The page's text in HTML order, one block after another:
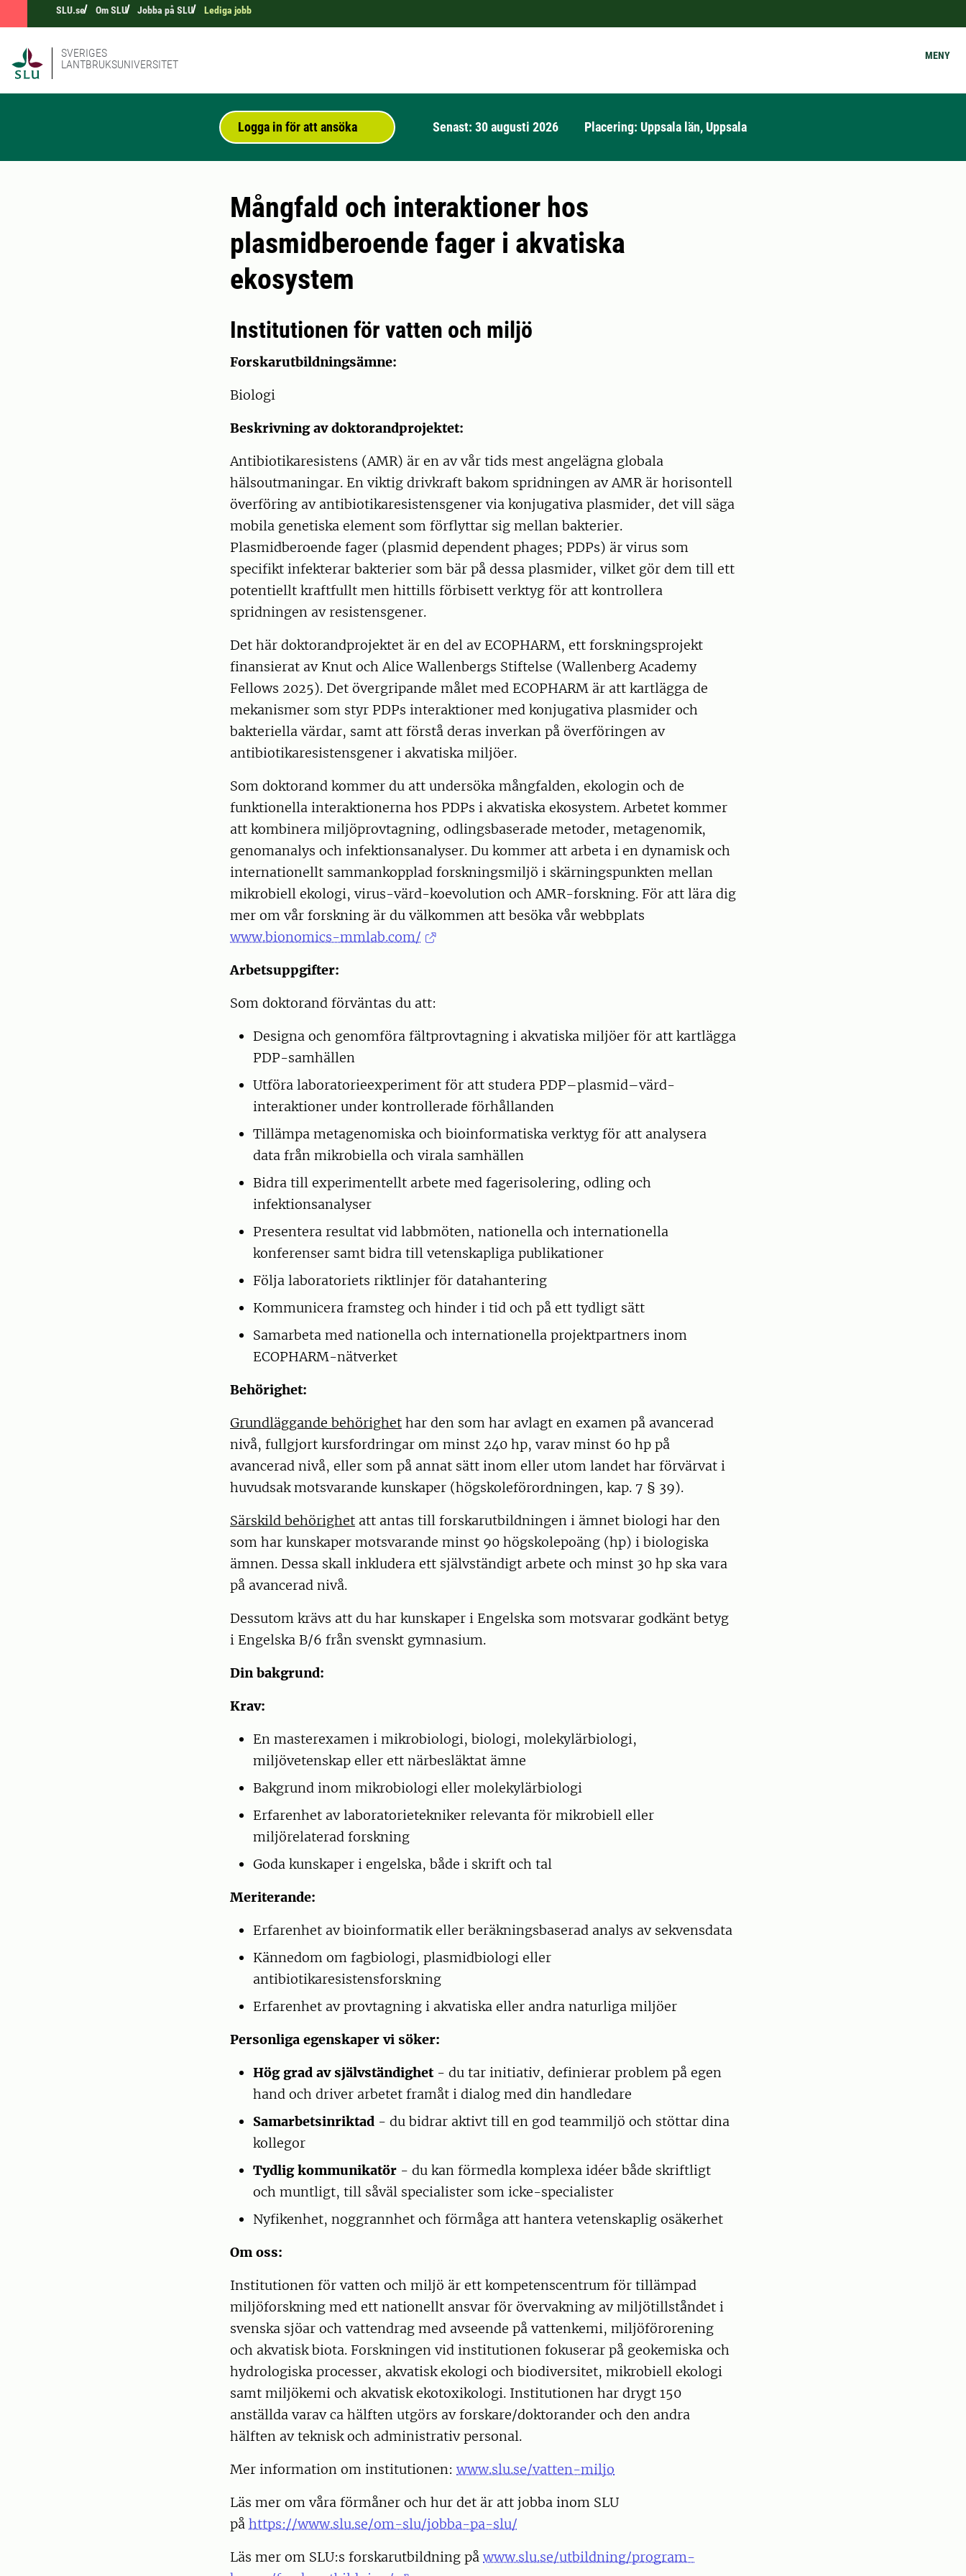
SLU.se Om SLU Jobba på SLU Lediga jobb
SVERIGES
LANTBRUKSUNIVERSITET
MENY
Logga in för att ansöka Senast: 30 augusti 2026 Placering: Uppsala län, Uppsala
Mångfald och interaktioner hos
plasmidberoende fager i akvatiska
ekosystem
Institutionen för vatten och miljö
Forskarutbildningsämne:
Biologi
Beskrivning av doktorandprojektet:
Antibiotikaresistens (AMR) är en av vår tids mest angelägna globala
hälsoutmaningar. En viktig drivkraft bakom spridningen av AMR är horisontell
överföring av antibiotikaresistensgener via konjugativa plasmider, det vill säga
mobila genetiska element som förflyttar sig mellan bakterier.
Plasmidberoende fager (plasmid dependent phages; PDPs) är virus som
specifikt infekterar bakterier som bär på dessa plasmider, vilket gör dem till ett
potentiellt kraftfullt men hittills förbisett verktyg för att kontrollera
spridningen av resistensgener.
Det här doktorandprojektet är en del av ECOPHARM, ett forskningsprojekt
finansierat av Knut och Alice Wallenbergs Stiftelse (Wallenberg Academy
Fellows 2025). Det övergripande målet med ECOPHARM är att kartlägga de
mekanismer som styr PDPs interaktioner med konjugativa plasmider och
bakteriella värdar, samt att förstå deras inverkan på överföringen av
antibiotikaresistensgener i akvatiska miljöer.
Som doktorand kommer du att undersöka mångfalden, ekologin och de
funktionella interaktionerna hos PDPs i akvatiska ekosystem. Arbetet kommer
att kombinera miljöprovtagning, odlingsbaserade metoder, metagenomik,
genomanalys och infektionsanalyser. Du kommer att arbeta i en dynamisk och
internationellt sammankopplad forskningsmiljö i skärningspunkten mellan
mikrobiell ekologi, virus-värd-koevolution och AMR-forskning. För att lära dig
mer om vår forskning är du välkommen att besöka vår webbplats
www.bionomics-mmlab.com/
Arbetsuppgifter:
Som doktorand förväntas du att:
Designa och genomföra fältprovtagning i akvatiska miljöer för att kartlägga
PDP-samhällen
Utföra laboratorieexperiment för att studera PDP–plasmid–värd-
interaktioner under kontrollerade förhållanden
Tillämpa metagenomiska och bioinformatiska verktyg för att analysera
data från mikrobiella och virala samhällen
Bidra till experimentellt arbete med fagerisolering, odling och
infektionsanalyser
Presentera resultat vid labbmöten, nationella och internationella
konferenser samt bidra till vetenskapliga publikationer
Följa laboratoriets riktlinjer för datahantering
Kommunicera framsteg och hinder i tid och på ett tydligt sätt
Samarbeta med nationella och internationella projektpartners inom
ECOPHARM-nätverket
Behörighet:
Grundläggande behörighet har den som har avlagt en examen på avancerad
nivå, fullgjort kursfordringar om minst 240 hp, varav minst 60 hp på
avancerad nivå, eller som på annat sätt inom eller utom landet har förvärvat i
huvudsak motsvarande kunskaper (högskoleförordningen, kap. 7 § 39).
Särskild behörighet att antas till forskarutbildningen i ämnet biologi har den
som har kunskaper motsvarande minst 90 högskolepoäng (hp) i biologiska
ämnen. Dessa skall inkludera ett självständigt arbete och minst 30 hp ska vara
på avancerad nivå.
Dessutom krävs att du har kunskaper i Engelska som motsvarar godkänt betyg
i Engelska B/6 från svenskt gymnasium.
Din bakgrund:
Krav:
En masterexamen i mikrobiologi, biologi, molekylärbiologi,
miljövetenskap eller ett närbesläktat ämne
Bakgrund inom mikrobiologi eller molekylärbiologi
Erfarenhet av laboratorietekniker relevanta för mikrobiell eller
miljörelaterad forskning
Goda kunskaper i engelska, både i skrift och tal
Meriterande:
Erfarenhet av bioinformatik eller beräkningsbaserad analys av sekvensdata
Kännedom om fagbiologi, plasmidbiologi eller
antibiotikaresistensforskning
Erfarenhet av provtagning i akvatiska eller andra naturliga miljöer
Personliga egenskaper vi söker:
Hög grad av självständighet- du tar initiativ, definierar problem på egen
hand och driver arbetet framåt i dialog med din handledare
Samarbetsinriktad - du bidrar aktivt till en god teammiljö och stöttar dina
kollegor
Tydlig kommunikatör - du kan förmedla komplexa idéer både skriftligt
och muntligt, till såväl specialister som icke-specialister
Nyfikenhet, noggrannhet och förmåga att hantera vetenskaplig osäkerhet
Om oss:
Institutionen för vatten och miljö är ett kompetenscentrum för tillämpad
miljöforskning med ett nationellt ansvar för övervakning av miljötillståndet i
svenska sjöar och vattendrag med avseende på vattenkemi, miljöförorening
och akvatisk biota. Forskningen vid institutionen fokuserar på geokemiska och
hydrologiska processer, akvatisk ekologi och biodiversitet, mikrobiell ekologi
samt miljökemi och akvatisk ekotoxikologi. Institutionen har drygt 150
anställda varav ca hälften utgörs av forskare/doktorander och den andra
hälften av teknisk och administrativ personal.
Mer information om institutionen: www.slu.se/vatten-miljo
Läs mer om våra förmåner och hur det är att jobba inom SLU
på https://www.slu.se/om-slu/jobba-pa-slu/
Läs mer om SLU:s forskarutbildning på www.slu.se/utbildning/program-